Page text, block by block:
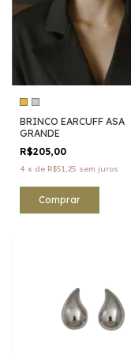
BRINCO EARCUFF ASA
GRANDE
R$205,00
4 x de R$51,25 sem juros
Comprar